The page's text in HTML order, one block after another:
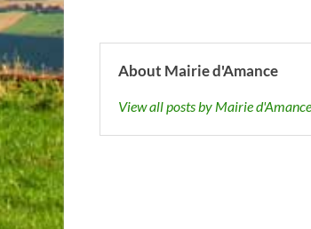
About Mairie d'Amance
View all posts by Mairie